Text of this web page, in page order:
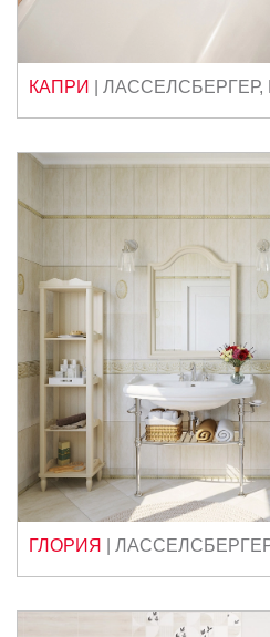
КАПРИ ЛАССЕЛСБЕРГЕР,
ГЛОРИЯ ЛАССЕЛСБЕРГЕР